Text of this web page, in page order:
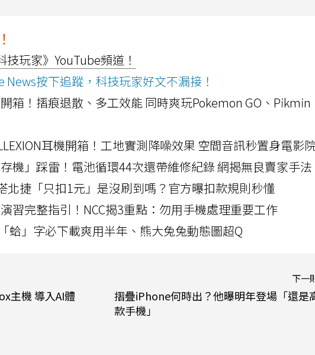
技玩家》YouTube頻道！
News按下追蹤，科技玩家好文不漏接！
箱！摺痕退散、多工效能 同時爽玩Pokemon GO、Pikmin
耳機開箱！工地實測降噪效果 空間音訊秒置身電影
機」踩雷！電池循環44次還帶維修紀錄 網揭無良賣家手法
北捷「只扣1元」是沒刷到嗎？官方曝扣款規則秒懂
習完整指引！NCC揭3重點：勿用手機處理重要工作
蛤」字必下載爽用半年、熊大兔兔動態圖超Q
主機 導入AI體
下一
摺疊iPhone何時出？他曝明年登場「還是
款手機」